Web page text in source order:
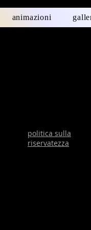
animazioni
politica sulla
riservatezza